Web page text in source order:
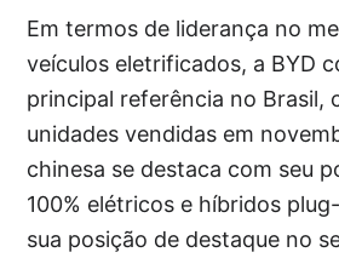
Em termos de liderança no
veículos eletrificados, a BYD
principal referência no Brasil,
unidades vendidas em
chinesa se destaca com seu
100% elétricos e híbridos
sua posição de destaque no